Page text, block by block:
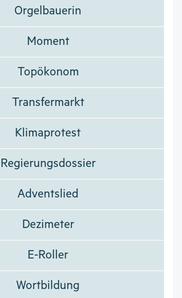
Orgelbauerin
Moment
Topökonom
Transfermarkt
Klimaprotest
Regierungsdossier
Adventslied
Dezimeter
E-Roller
Wortbildung